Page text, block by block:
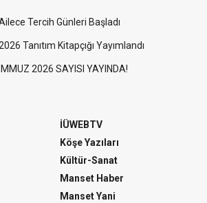
Tercih Günleri Başladı
Tanıtım Kitapçığı Yayımlandı
2026 SAYISI YAYINDA!
İÜWEBTV
Köşe Yazıları
Kültür-Sanat
Manset Haber
Manset Yani